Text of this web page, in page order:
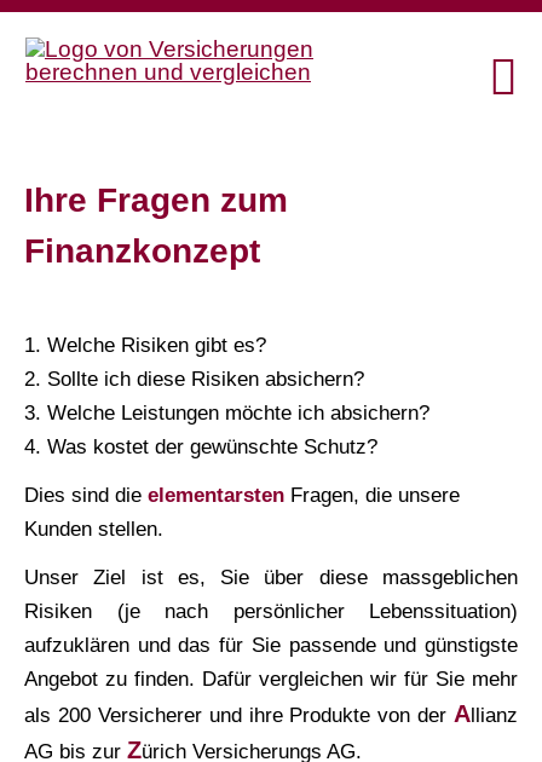
Ihre Fragen zum
Finanzkonzept
1. Welche Risiken gibt es?
2. Sollte ich diese Risiken absichern?
3. Welche Leistungen möchte ich absichern?
4. Was kostet der gewünschte Schutz?
Dies sind die elementarsten Fragen, die unsere
Kunden stellen.
Unser Ziel ist es, Sie über diese massgeblichen
Risiken (je nach persönlicher Lebenssituation)
aufzuklären und das für Sie passende und günstigste
Angebot zu finden. Dafür ver­gleichen wir für Sie mehr
als 200 Versicherer und ihre Produkte von der Allianz
AG bis zur Zürich Versicherungs AG.